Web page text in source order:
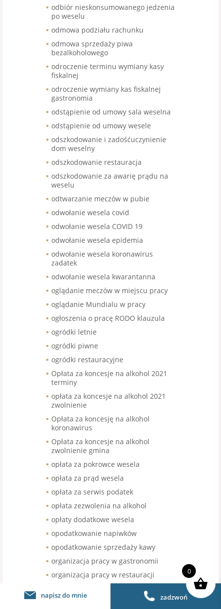
odbiór nieskonsumowanego jedzenia
po weselu
odmowa podziału rachunku
odmowa sprzedaży piwa
bezalkoholowego
odroczenie terminu wymiany kasy
fiskalnej
odroczenie wymiany kas fiskalnej
gastronomia
odstąpienie od umowy sala weselna
odstąpienie od umowy wesele
odszkodowanie i zadośćuczynienie
dom weselny
odszkodowanie restauracja
odszkodowanie za awarię prądu na
weselu
odtwarzanie meczów w pubie
odwołanie wesela covid
odwołanie wesela COVID 19
odwołanie wesela epidemia
odwołanie wesela koronawirus
zadatek
odwołanie wesela kwarantanna
oglądanie meczów w miejscu pracy
oglądanie Mundialu w pracy
ogłoszenia o pracę RODO klauzula
ogródki letnie
ogródki piwne
ogródki restauracyjne
Opłata za koncesje na alkohol 2021
terminy
opłata za koncesje na alkohol 2021
zwolnienie
Opłata za koncesję na alkohol
koronawirus
Opłata za koncesje na alkohol
zwolnienie gmina
opłata za pokrowce wesela
opłata za prąd wesela
opłata za serwis podatek
opłata zezwolenia na alkohol
opłaty dodatkowe wesela
opodatkowanie napiwków
opodatkowanie sprzedaży kawy
organizacja pracy w gastronomii
organizacja pracy w restauracji
organizacja urodzin stawka VAT
napisz do mnie zadzwoń
0